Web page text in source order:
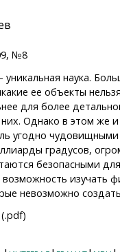
№8
наука.
ее объекты
для более
Однако в этом же
угодно
градусов,
безопасными
изучать
невозможно
(.pdf)